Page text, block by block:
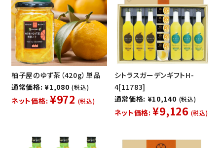
柚子屋のゆず茶（420g）単品
通常価格: ¥1,080 (税込)
ネット価格: ¥972 (税込)
シトラスガーデンギフトH-
4[11783]
通常価格: ¥10,140 (税込)
ネット価格: ¥9,126 (税込)